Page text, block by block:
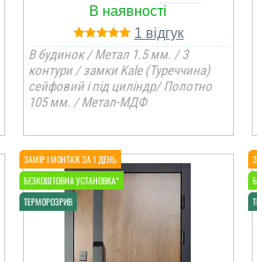
1
В будинок / Метал 1.5 мм. / 3
контури / замки Kale (Туреччина)
сейфовий і під циліндр/ Полотно
105 мм. / Метал-МДФ